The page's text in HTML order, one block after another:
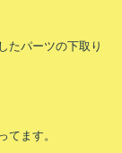
たパーツの下取り
てます。